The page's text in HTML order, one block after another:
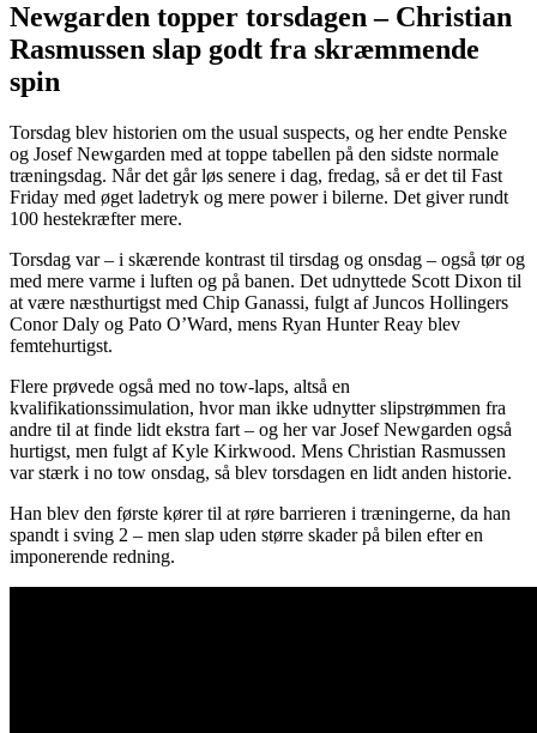
Newgarden topper torsdagen – Christian
Rasmussen slap godt fra skræmmende
spin
Torsdag blev historien om the usual suspects, og her endte Penske
og Josef Newgarden med at toppe tabellen på den sidste normale
træningsdag. Når det går løs senere i dag, fredag, så er det til Fast
Friday med øget ladetryk og mere power i bilerne. Det giver rundt
100 hestekræfter mere.
Torsdag var – i skærende kontrast til tirsdag og onsdag – også tør og
med mere varme i luften og på banen. Det udnyttede Scott Dixon til
at være næsthurtigst med Chip Ganassi, fulgt af Juncos Hollingers
Conor Daly og Pato O’Ward, mens Ryan Hunter Reay blev
femtehurtigst.
Flere prøvede også med no tow-laps, altså en
kvalifikationssimulation, hvor man ikke udnytter slipstrømmen fra
andre til at finde lidt ekstra fart – og her var Josef Newgarden også
hurtigst, men fulgt af Kyle Kirkwood. Mens Christian Rasmussen
var stærk i no tow onsdag, så blev torsdagen en lidt anden historie.
Han blev den første kører til at røre barrieren i træningerne, da han
spandt i sving 2 – men slap uden større skader på bilen efter en
imponerende redning.